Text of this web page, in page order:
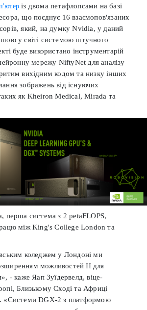
із двома петафлопсами на базі
що поєднує 16 взаємопов'язаних
який, на думку Nvidia, у даний
у світі системою штучного
буде використано інструментарій
мережу NiftyNet для аналізу
вихідним кодом та низку інших
зображень від існуючих
як Kheiron Medical, Mirada та
перша система з 2 petaFLOPS,
між King's College London та
коледжем у Лондоні ми
можливостей ІІ для
- каже Яап Зуїдервелд, віце-
Близькому Сході та Африці
«Системи DGX-2 з платформою